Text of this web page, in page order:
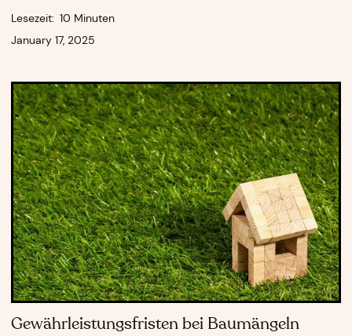
Lesezeit: 10 Minuten
January 17, 2025
Gewährleistungsfristen bei Baumängeln